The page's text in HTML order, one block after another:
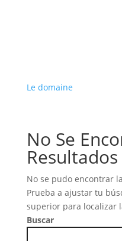
Le domaine
No Se
Resultados
No se pudo encontrar
Prueba a ajustar tu
superior para localizar
Buscar